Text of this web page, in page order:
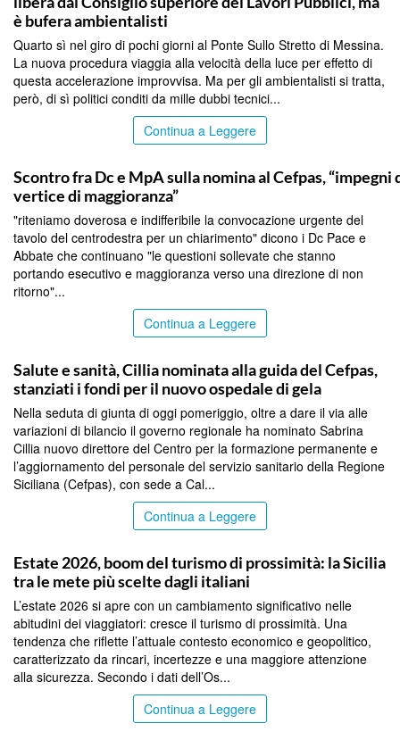
è bufera ambientalisti
Quarto sì nel giro di pochi giorni al Ponte Sullo Stretto di Messina.
La nuova procedura viaggia alla velocità della luce per effetto di
questa accelerazione improvvisa. Ma per gli ambientalisti si tratta,
però, di sì politici conditi da mille dubbi tecnici...
Continua a Leggere
Scontro fra Dc e MpA sulla nomina al Cefpas,
vertice di maggioranza”
"riteniamo doverosa e indifferibile la convocazione urgente del
tavolo del centrodestra per un chiarimento" dicono i Dc Pace e
Abbate che continuano "le questioni sollevate che stanno
portando esecutivo e maggioranza verso una direzione di non
ritorno"...
Continua a Leggere
Salute e sanità, Cillia nominata alla guida del Cefpas,
stanziati i fondi per il nuovo ospedale di gela
Nella seduta di giunta di oggi pomeriggio, oltre a dare il via alle
variazioni di bilancio il governo regionale ha nominato Sabrina
Cillia nuovo direttore del Centro per la formazione permanente e
l’aggiornamento del personale del servizio sanitario della Regione
Siciliana (Cefpas), con sede a Cal...
Continua a Leggere
Estate 2026, boom del turismo di prossimità: la Sicilia
tra le mete più scelte dagli italiani
L’estate 2026 si apre con un cambiamento significativo nelle
abitudini dei viaggiatori: cresce il turismo di prossimità. Una
tendenza che riflette l’attuale contesto economico e geopolitico,
caratterizzato da rincari, incertezze e una maggiore attenzione
alla sicurezza. Secondo i dati dell’Os...
Continua a Leggere